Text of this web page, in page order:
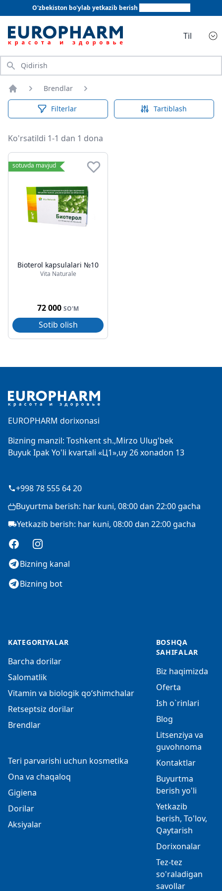
O'zbekiston bo'ylab yetkazib berish
Til
Qidirish
Bosh sahifa
Brendlar
Filterlar Tartiblash
Ko'rsatildi 1-1 dan 1 dona
sotuvda mavjud
Bioterol kapsulalari №10
Vita Naturale
72 000 SO'M
Sotib olish
EUROPHARM dorixonasi
Bizning manzil: Toshkent sh.,Mirzo Ulug'bek
Buyuk Ipak Yo'li kvartali «Ц1»,uy 26 xonadon 13
+998 78 555 64 20
Buyurtma berish: har kuni, 08:00 dan 22:00 gacha
Yetkazib berish: har kuni, 08:00 dan 22:00 gacha
FacebookInstagram
Bizning kanal
Bizning bot
KATEGORIYALAR
Barcha dorilar
Salomatlik
Vitamin va biologik qo‘shimchalar
Retseptsiz dorilar
Brendlar
Teri parvarishi uchun kosmetika
Ona va chaqaloq
Gigiena
Dorilar
Aksiyalar
BOSHQA
SAHIFALAR
Biz haqimizda
Oferta
Ish o`rinlari
Blog
Litsenziya va
guvohnoma
Kontaktlar
Buyurtma
berish yo'li
Yetkazib
berish, To'lov,
Qaytarish
Dorixonalar
Tez-tez
so'raladigan
savollar